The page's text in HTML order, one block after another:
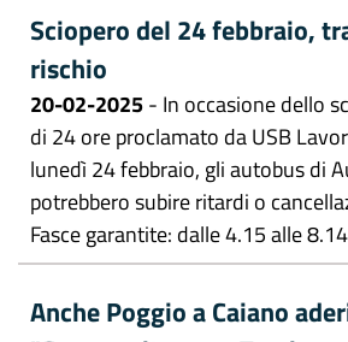
Sciopero del 24 febbraio,
rischio
20-02-2025- In occasione dello
di 24 ore proclamato da USB
lunedì 24 febbraio, gli autobus di
potrebbero subire ritardi o
Fasce garantite: dalle 4.15 alle
Anche Poggio a Caiano